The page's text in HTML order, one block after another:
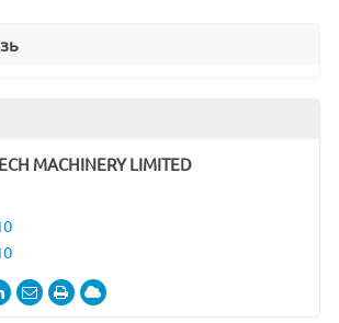
MACHINERY LIMITED